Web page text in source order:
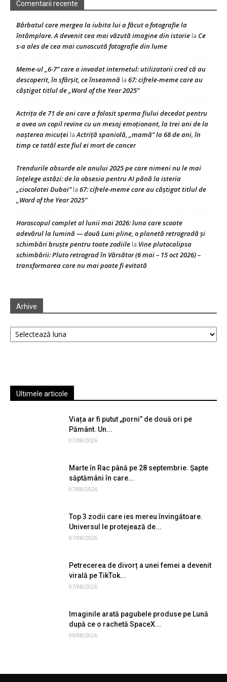
Comentarii recente
Bărbatul care mergea la iubita lui a făcut o fotografie la
întâmplare. A devenit cea mai văzută imagine din istorie la Ce
s-a ales de cea mai cunoscută fotografie din lume
Meme-ul „6-7” care a invadat internetul: utilizatorii cred că au
descoperit, în sfârșit, ce înseamnă la 67: cifrele-meme care au
câștigat titlul de „Word of the Year 2025”
Actrița de 71 de ani care a folosit sperma fiului decedat pentru
a avea un copil revine cu un mesaj emoționant, la trei ani de la
nașterea micuței laActriță spaniolă, „mamă” la 68 de ani, în
timp ce tatăl este fiul ei mort de cancer
Trendurile absurde ale anului 2025 pe care nimeni nu le mai
înțelege astăzi: de la obsesia pentru AI până la isteria
„ciocolatei Dubai”la 67: cifrele-meme care au câștigat titlul de
„Word of the Year 2025”
Horoscopul complet al lunii mai 2026: luna care scoate
adevărul la lumină — două Luni pline, o planetă retrogradă și
schimbări bruște pentru toate zodiile la Vine plutocalipsa
schimbării: Pluto retrograd în Vărsător (6 mai – 15 oct 2026) –
transformarea care nu mai poate fi evitată
Arhive
Arhive
Ultimele articole
Viața ar fi putut „porni” de două ori pe
Pământ. Un...
07/08/2026
Marte în Rac până pe 28 septembrie. Șapte
săptămâni în care...
07/08/2026
Top 3 zodii care ies mereu învingătoare.
Universul le protejează de...
07/08/2026
Petrecerea de divorț a unei femei a devenit
virală pe TikTok...
07/08/2026
Imaginile arată pagubele produse pe Lună
după ce o rachetă SpaceX...
06/08/2026